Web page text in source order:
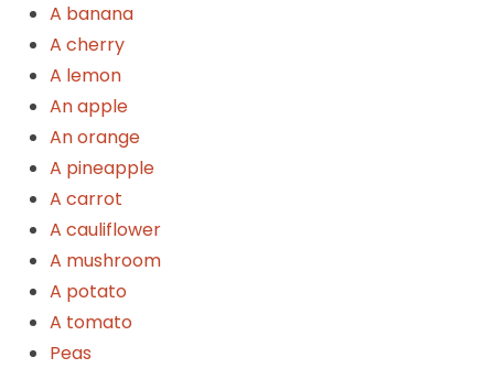
A banana
A cherry
A lemon
An apple
An orange
A pineapple
A carrot
A cauliflower
A mushroom
A potato
A tomato
Peas